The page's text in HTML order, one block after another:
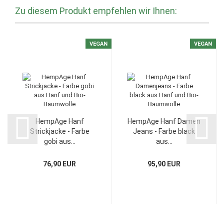
Zu diesem Produkt empfehlen wir Ihnen:
VEGAN
HempAge Hanf
Strickjacke - Farbe
gobi aus...
76,90 EUR
VEGAN
HempAge Hanf Damen
Jeans - Farbe black
aus...
95,90 EUR